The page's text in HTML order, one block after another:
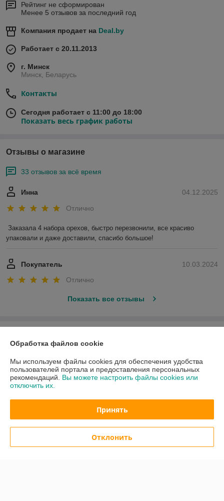
Рейтинг не сформирован
Менее 5 отзывов за последний год
Компания продает на Deal.by
Работает с 20.11.2013
г. Минск
Минск, Беларусь
Контакты
Сегодня работает с 11:00 до 18:00
Показать весь график работы
Отзывы о магазине
33 отзывов за всё время
04.12.2025
Инна
Отлично
Заказала 4 набора орехов, быстро перезвонили, все красиво
упаковали и даже доставили, спасибо большое!
10.03.2024
Покупатель
Отлично
Показать все отзывы
Доставка и оплата
Полная версия сайта
Обработка файлов cookie
Мы используем файлы cookies для обеспечения удобства
пользователей портала и предоставления персональных
рекомендаций. Вы можете настроить файлы cookies или
отключить их.
Принять
Отклонить